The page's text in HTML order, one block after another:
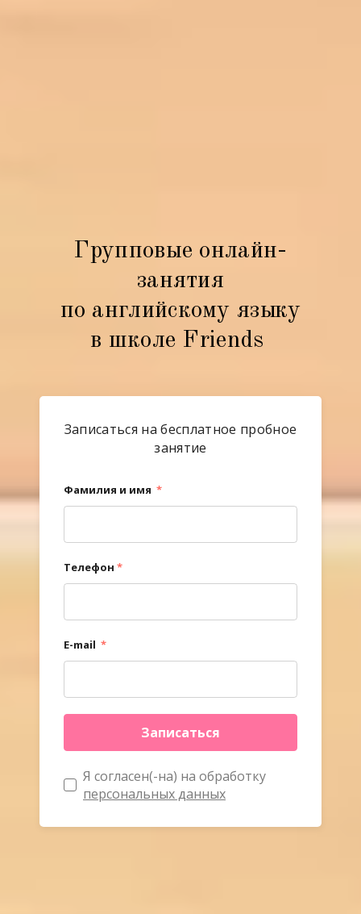
Групповые онлайн-
занятия
по английскому языку
в школе Friends
Записаться на бесплатное пробное
занятие
Фамилия и имя *
Телефон *
E-mail *
Записаться
Я согласен(-на) на обработку
персональных данных